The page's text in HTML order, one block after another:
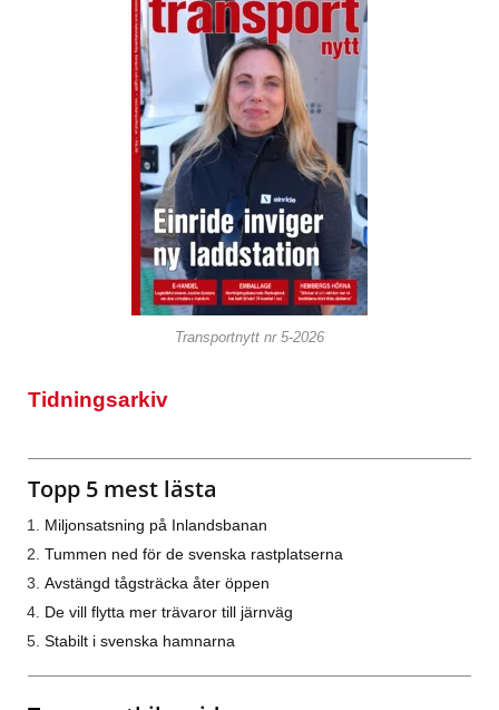
Transportnytt nr 5-2026
Tidningsarkiv
Topp 5 mest lästa
Miljonsatsning på Inlandsbanan
Tummen ned för de svenska rastplatserna
Avstängd tågsträcka åter öppen
De vill flytta mer trävaror till järnväg
Stabilt i svenska hamnarna